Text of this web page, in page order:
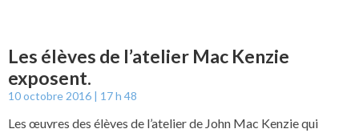
Les élèves de l’atelier Mac Kenzie
exposent.
10 octobre 2016 17 h 48
Les œuvres des élèves de l’atelier de John Mac Kenzie qui